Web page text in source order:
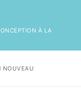
À LA
NOUVEAU